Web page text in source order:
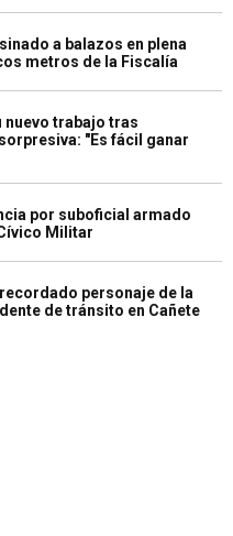
a balazos en plena
metros de la Fiscalía
nuevo trabajo tras
"Es fácil ganar
por suboficial armado
Militar
personaje de la
de tránsito en Cañete